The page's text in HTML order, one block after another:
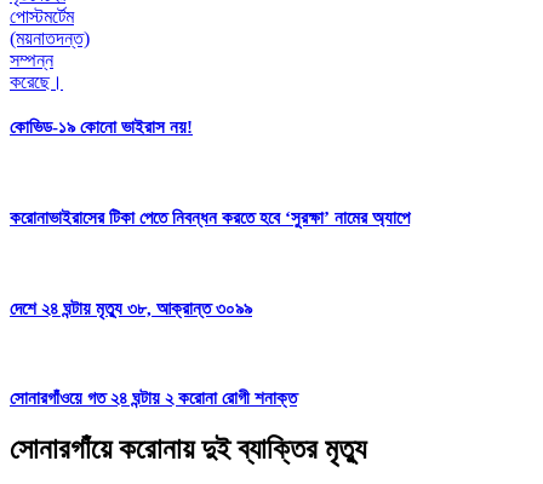
কোভিড-১৯ কোনো ভাইরাস নয়!
করোনাভাইরাসের টিকা পেতে নিবন্ধন করতে হবে ‘সুরক্ষা’ নামের অ্যাপে
দেশে ২৪ ঘন্টায় মৃত্যু ৩৮, আক্রান্ত ৩০৯৯
সোনারগাঁওয়ে গত ২৪ ঘন্টায় ২ করোনা রোগী শনাক্ত
সোনারগাঁয়ে করোনায় দুই ব্যাক্তির মৃত্যু